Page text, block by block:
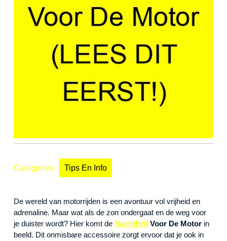
Categories : Tips En Info
De wereld van motorrijden is een avontuur vol vrijheid en
adrenaline. Maar wat als de zon ondergaat en de weg voor
je duister wordt? Hier komt de NachtBril Voor De Motor in
beeld. Dit onmisbare accessoire zorgt ervoor dat je ook in